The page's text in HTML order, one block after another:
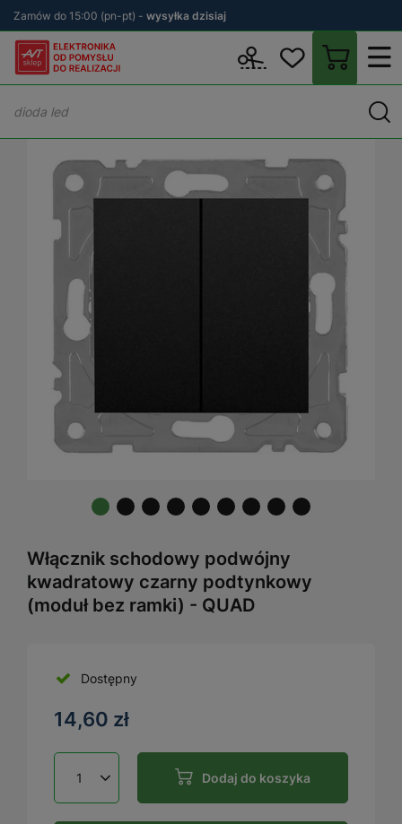
Zamów do 15:00 (pn-pt) - wysyłka dzisiaj
Osprzęt elektryczny i
Włącznik schodowy podwójny
kwadratowy czarny podtynkowy
(moduł bez ramki) - QUAD
Dostępny
14,60 zł
Dodaj do koszyka